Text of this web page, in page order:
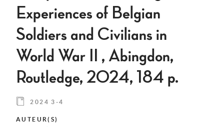
Experiences of Belgian
Soldiers and Civilians in
World War II , Abingdon,
Routledge, 2024, 184 p.
2024 3-4
AUTEUR(S)